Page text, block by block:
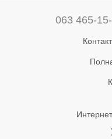
063 465-